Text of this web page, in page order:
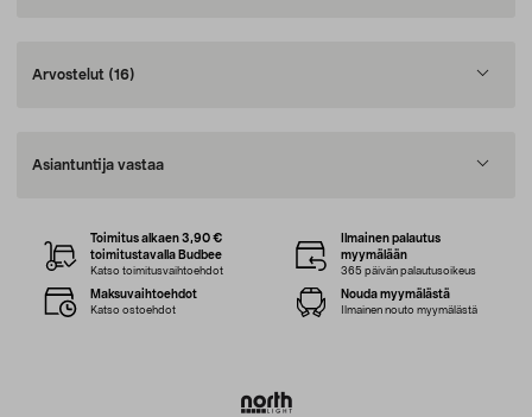
Arvostelut (16)
Asiantuntija vastaa
Toimitus alkaen 3,90 €
toimitustavalla Budbee
Katso toimitusvaihtoehdot
Ilmainen palautus
myymälään
365 päivän palautusoikeus
Maksuvaihtoehdot
Katso ostoehdot
Nouda myymälästä
Ilmainen nouto myymälästä